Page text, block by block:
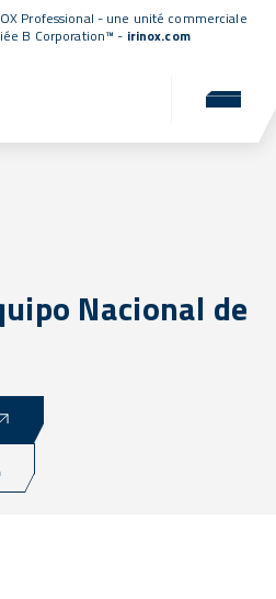
Professional - une unité commerciale
B Corporation™ - irinox.com
Nacional de